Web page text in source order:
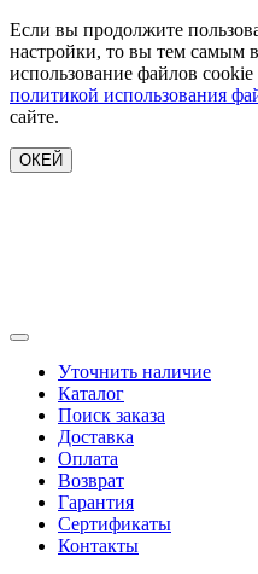
Если вы продолжите
настройки, то вы тем самым
использование файлов
политикой использования
сайте.
ОКЕЙ
Уточнить наличие
Каталог
Поиск заказа
Доставка
Оплата
Возврат
Гарантия
Сертификаты
Контакты